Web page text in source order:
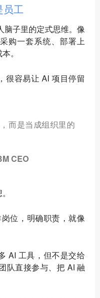
员工
脑子里的定式思维。像
购一套系统、部署上
。
很容易让 AI 项目停留
而是当成组织里的
CEO
位，明确职责，就像
AI 工具，但不是交给
队直接参与、把 AI 融